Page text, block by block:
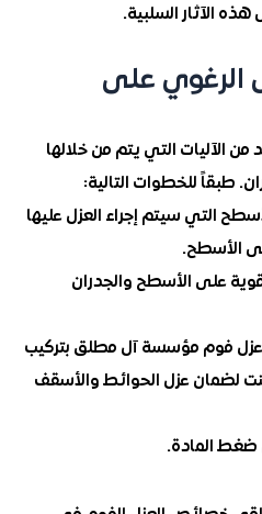
السلبية.
على
التي يتم من خلالها
التالية:
سيتم إجراء العزل عليها
الأسطح والجدران
مؤسسة آل مطلق بتركيب
عزل الحوائط والأسقف